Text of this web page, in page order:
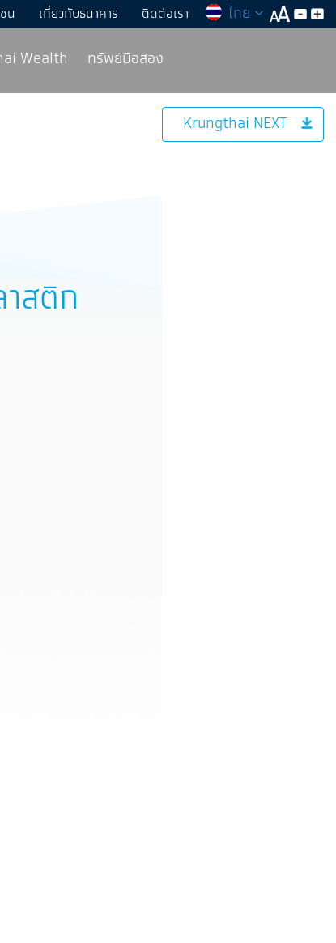
น เกี่ยวกับธนาคาร ติดต่อเรา ไทย
Wealth ทรัพย์มือสอง
Krungthai NEXT
สติก